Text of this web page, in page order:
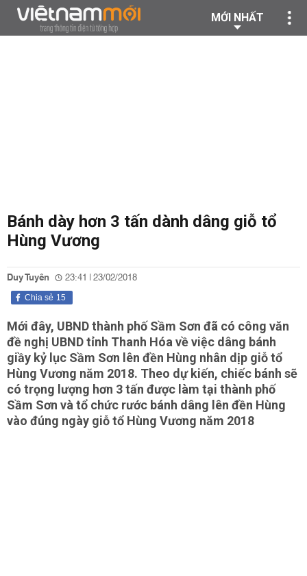
MỚI NHẤT
Bánh dày hơn 3 tấn dành dâng giỗ tổ
Hùng Vương
Duy Tuyên 23:41 | 23/02/2018
15
Chia sẻ
Mới đây, UBND thành phố Sầm Sơn đã có công văn
đề nghị UBND tỉnh Thanh Hóa về việc dâng bánh
giầy kỷ lục Sầm Sơn lên đền Hùng nhân dịp giỗ tổ
Hùng Vương năm 2018. Theo dự kiến, chiếc bánh sẽ
có trọng lượng hơn 3 tấn được làm tại thành phố
Sầm Sơn và tổ chức rước bánh dâng lên đền Hùng
vào đúng ngày giỗ tổ Hùng Vương năm 2018